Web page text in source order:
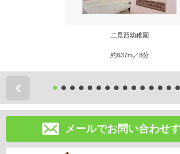
二見西幼稚園
約637m／8分
メールでお問い合わせ